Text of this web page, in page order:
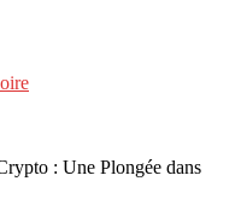
: Une Plongée dans